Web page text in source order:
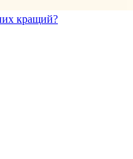
кращий?